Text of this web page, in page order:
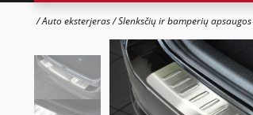
Auto eksterjeras Slenksčių ir bamperių apsaugos